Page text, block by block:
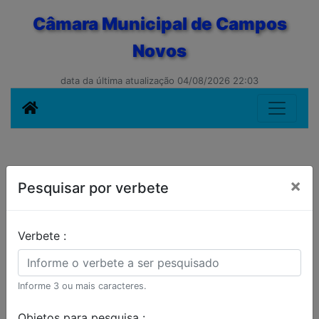
Câmara Municipal de Campos
Novos
data da última atualização 04/08/2026 22:03
Pesquisar por verbete ×
Verbete :
Informe 3 ou mais caracteres.